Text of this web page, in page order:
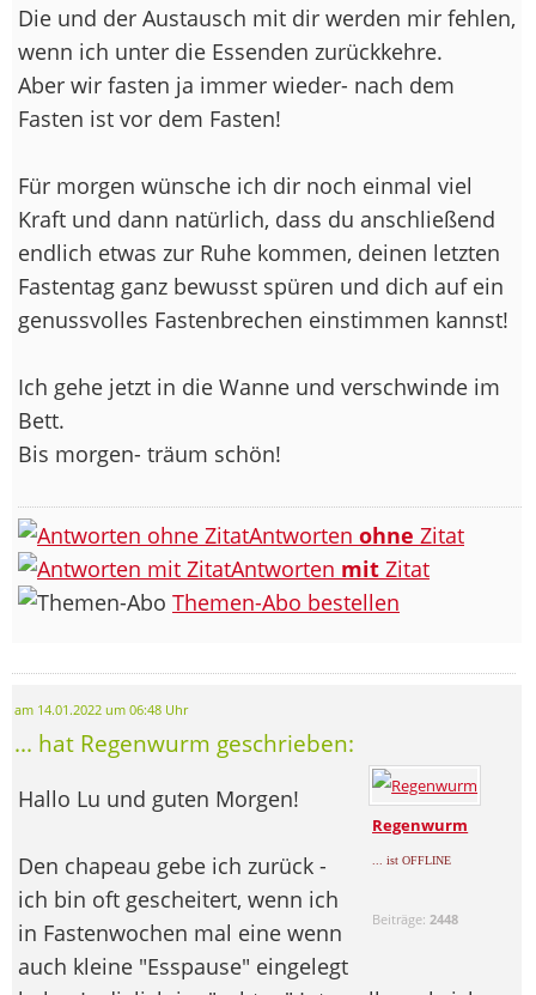
Die und der Austausch mit dir werden mir fehlen,
wenn ich unter die Essenden zurückkehre.
Aber wir fasten ja immer wieder- nach dem
Fasten ist vor dem Fasten!
Für morgen wünsche ich dir noch einmal viel
Kraft und dann natürlich, dass du anschließend
endlich etwas zur Ruhe kommen, deinen letzten
Fastentag ganz bewusst spüren und dich auf ein
genussvolles Fastenbrechen einstimmen kannst!
Ich gehe jetzt in die Wanne und verschwinde im
Bett.
Bis morgen- träum schön!
Antworten ohne Zitat
Antworten mit Zitat
Themen-Abo bestellen
am 14.01.2022 um 06:48 Uhr
... hat Regenwurm geschrieben:
Regenwurm
... ist OFFLINE
Beiträge: 2448
Hallo Lu und guten Morgen!
Den chapeau gebe ich zurück -
ich bin oft gescheitert, wenn ich
in Fastenwochen mal eine wenn
auch kleine "Esspause" eingelegt